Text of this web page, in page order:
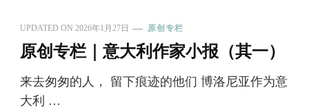
UPDATED ON 2026年1月27日 原创专栏
原创专栏｜意大利作家小报（其一）
来去匆匆的人， 留下痕迹的他们 博洛尼亚作为意
大利 …